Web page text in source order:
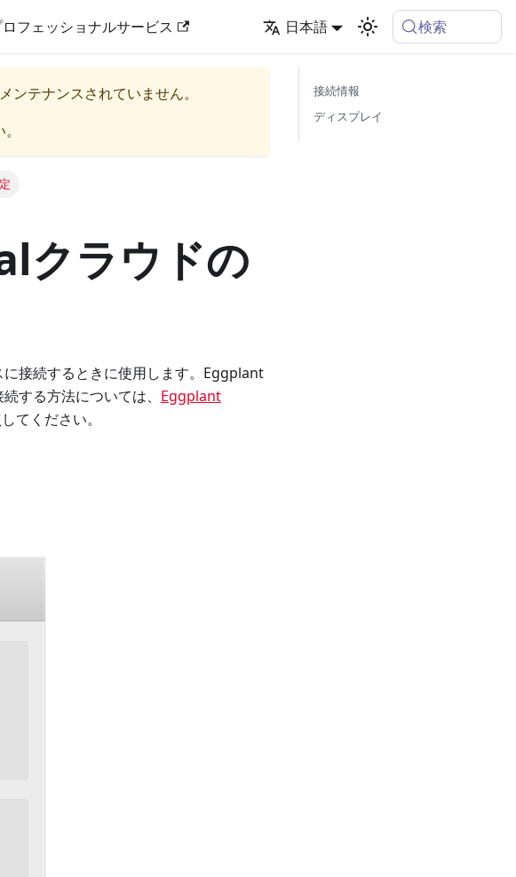
フェッショナルサービス 日本語 検索
ンテナンスされていません。
クラウドの
接続するときに使用します。Eggplant
する方法については、 Eggplant
てください。
接続情報
ディスプレイ